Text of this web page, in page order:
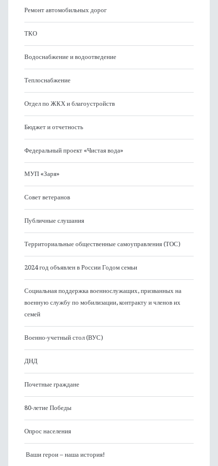
Ремонт автомобильных дорог
ТКО
Водоснабжение и водоотведение
Теплоснабжение
Отдел по ЖКХ и благоустройств
Бюджет и отчетность
Федеральный проект «Чистая вода»
МУП «Заря»
Совет ветеранов
Публичные слушания
Территориальные общественные самоуправления (ТОС)
2024 год объявлен в России Годом семьи
Социальная поддержка военнослужащих, призванных на
военную службу по мобилизации, контракту и членов их
семей
Военно-учетный стол (ВУС)
ДНД
Почетные граждане
80-летие Победы
Опрос населения
Ваши герои – наша история!